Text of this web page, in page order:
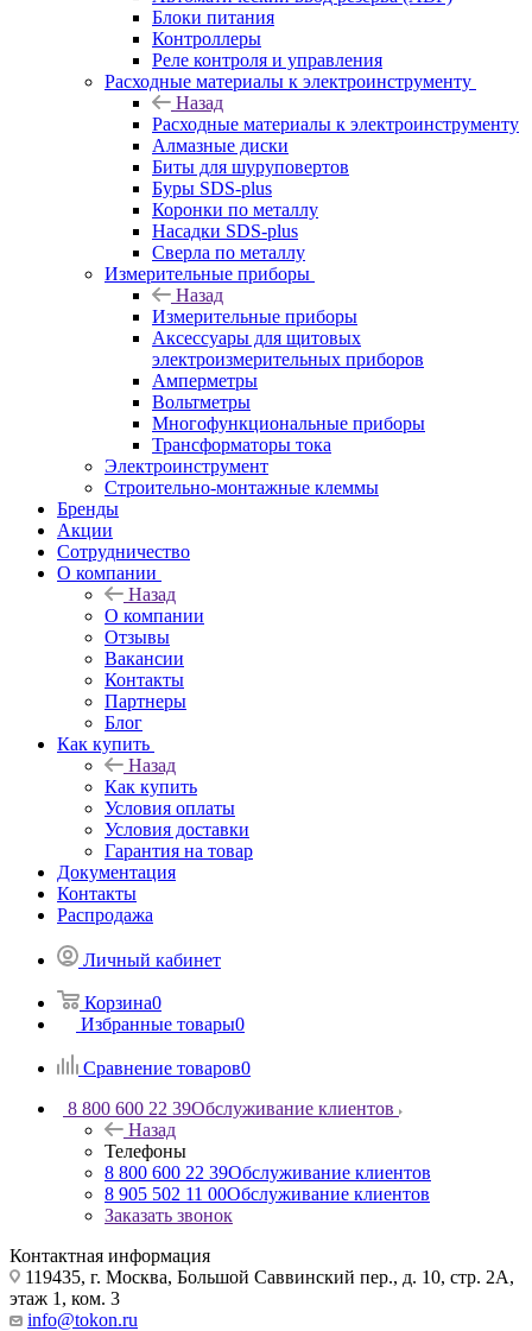
Блоки питания
Контроллеры
Реле контроля и управления
Расходные материалы к электроинструменту
Назад
Расходные материалы к электроинструменту
Алмазные диски
Биты для шуруповертов
Буры SDS-plus
Коронки по металлу
Насадки SDS-plus
Сверла по металлу
Измерительные приборы
Назад
Измерительные приборы
Аксессуары для щитовых
электроизмерительных приборов
Амперметры
Вольтметры
Многофункциональные приборы
Трансформаторы тока
Электроинструмент
Строительно-монтажные клеммы
Бренды
Акции
Сотрудничество
О компании
Назад
О компании
Отзывы
Вакансии
Контакты
Партнеры
Блог
Как купить
Назад
Как купить
Условия оплаты
Условия доставки
Гарантия на товар
Документация
Контакты
Распродажа
Личный кабинет
Корзина0
Избранные товары0
Сравнение товаров0
8 800 600 22 39Обслуживание клиентов
Назад
Телефоны
8 800 600 22 39Обслуживание клиентов
8 905 502 11 00Обслуживание клиентов
Заказать звонок
Контактная информация
119435, г. Москва, Большой Саввинский пер., д. 10, стр. 2А,
этаж 1, ком. 3
info@tokon.ru